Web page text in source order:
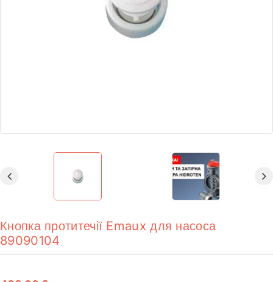
Кнопка протитечії Emaux для насоса
89090104